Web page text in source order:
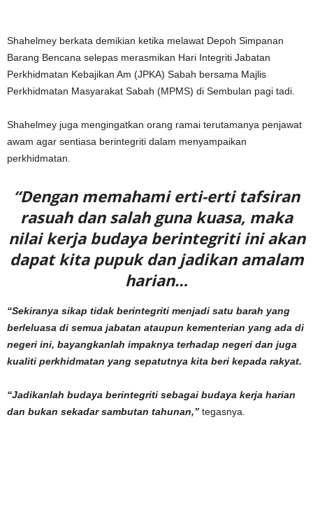
Shahelmey berkata demikian ketika melawat Depoh Simpanan
Barang Bencana selepas merasmikan Hari Integriti Jabatan
Perkhidmatan Kebajikan Am (JPKA) Sabah bersama Majlis
Perkhidmatan Masyarakat Sabah (MPMS) di Sembulan pagi tadi.
Shahelmey juga mengingatkan orang ramai terutamanya penjawat
awam agar sentiasa berintegriti dalam menyampaikan
perkhidmatan.
“Dengan memahami erti-erti tafsiran
rasuah dan salah guna kuasa, maka
nilai kerja budaya berintegriti ini akan
dapat kita pupuk dan jadikan amalam
harian…
“Sekiranya sikap tidak berintegriti menjadi satu barah yang
berleluasa di semua jabatan ataupun kementerian yang ada di
negeri ini, bayangkanlah impaknya terhadap negeri dan juga
kualiti perkhidmatan yang sepatutnya kita beri kepada rakyat.
“Jadikanlah budaya berintegriti sebagai budaya kerja harian
dan bukan sekadar sambutan tahunan,” tegasnya.